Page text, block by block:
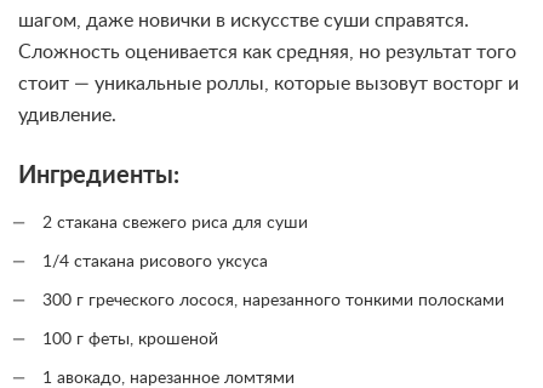
шагом, даже новички в искусстве суши справятся.
Сложность оценивается как средняя, но результат того
стоит — уникальные роллы, которые вызовут восторг и
удивление.
Ингредиенты:
2 стакана свежего риса для суши
1/4 стакана рисового уксуса
300 г греческого лосося, нарезанного тонкими полосками
100 г феты, крошеной
1 авокадо, нарезанное ломтями